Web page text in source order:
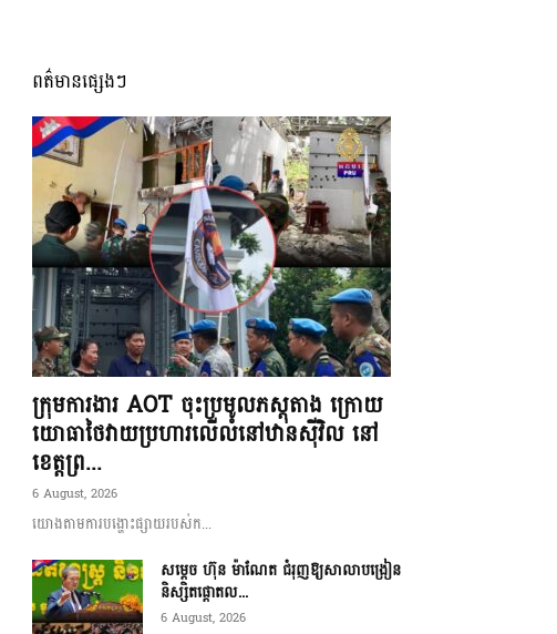
ពត៌មានផ្សេងៗ
ក្រុមការងារ AOT ចុះប្រមូលភស្តុតាង ក្រោយ
យោធាថៃវាយប្រហារលើលំនៅឋានស៊ីវិល នៅ
ខេត្តព្រ...
6 August, 2026
យោងតាមការបង្ហោះផ្សាយរបស់ក...
សម្តេច ហ៊ុន ម៉ាណែត ជំរុញឱ្យសាលាបង្រៀន
និស្សិតផ្តោតល...
6 August, 2026